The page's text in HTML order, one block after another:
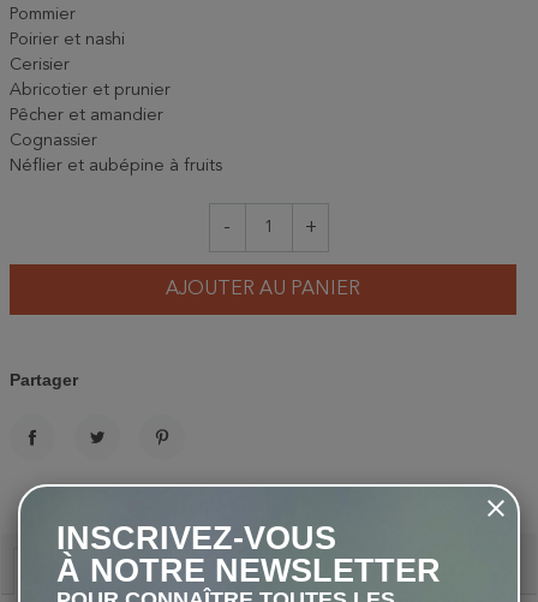
Pommier
Poirier et nashi
Cerisier
Abricotier et prunier
Pêcher et amandier
Cognassier
Néflier et aubépine à fruits
- +
AJOUTER AU PANIER
Partager
Description
INSCRIVEZ-VOUS
À NOTRE NEWSLETTER